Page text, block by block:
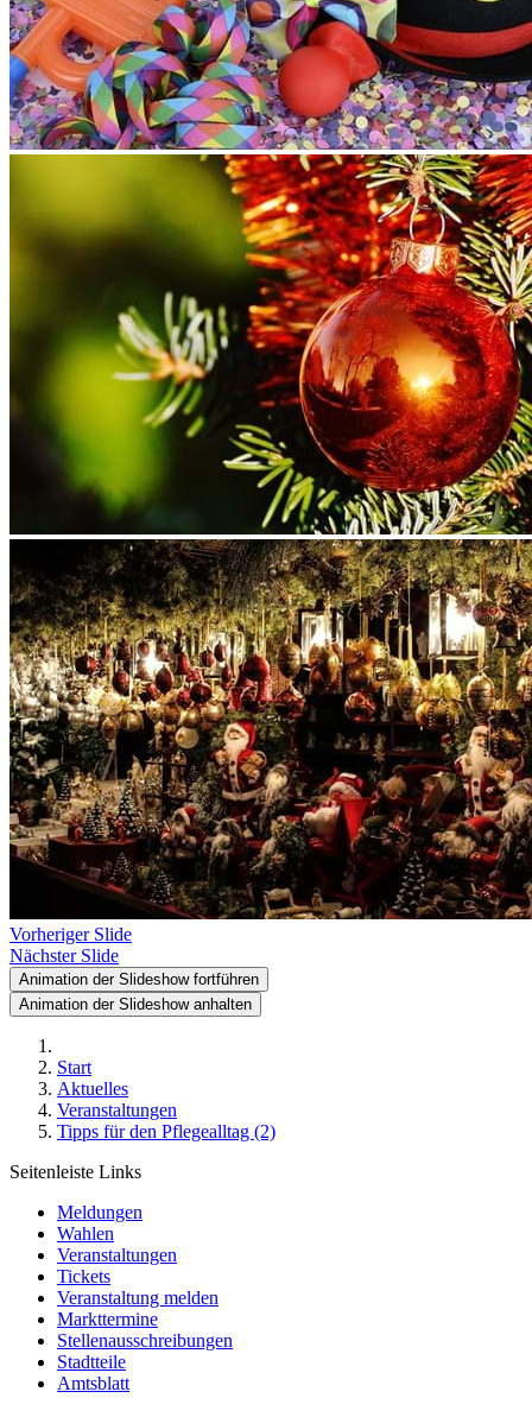
Vorheriger Slide
Nächster Slide
Animation der Slideshow fortführen
Animation der Slideshow anhalten
Start
Aktuelles
Veranstaltungen
Tipps für den Pflegealltag (2)
Seitenleiste Links
Meldungen
Wahlen
Veranstaltungen
Tickets
Veranstaltung melden
Markttermine
Stellenausschreibungen
Stadtteile
Amtsblatt